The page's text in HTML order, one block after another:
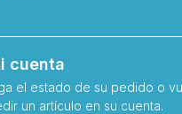
cuenta
el estado de su pedido o
un artículo en su cuenta.